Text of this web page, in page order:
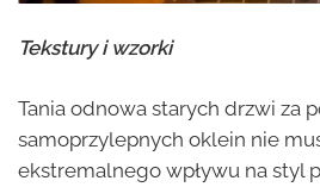
Tekstury i wzorki
Tania odnowa starych drzwi za
samoprzylepnych oklein nie
ekstremalnego wpływu na styl